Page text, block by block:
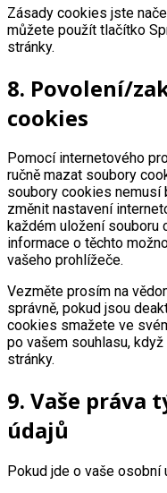
Zásady cookies jste
můžete použít tlačítko
stránky.
8. Povolení/
cookies
Pomocí internetového
ručně mazat soubory
soubory cookies nemusí
změnit nastavení
každém uložení
informace o těchto
vašeho prohlížeče.
Vezměte prosím na
správně, pokud jsou
cookies smažete ve
po vašem souhlasu,
stránky.
9. Vaše práva
údajů
Pokud jde o vaše osobní